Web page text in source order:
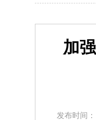
加
发布时间：